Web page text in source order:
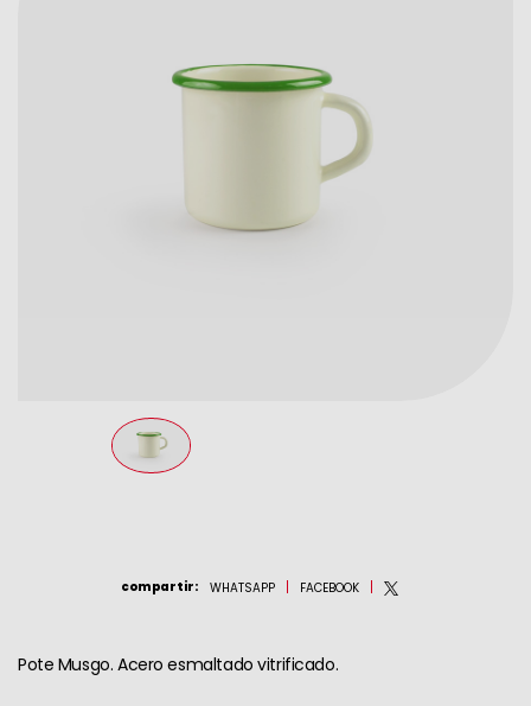
Lechera Vintage Musgo
Escurridera Vintage
Cacillo Vintage Musgo
compartir: WHATSAPP FACEBOOK
Pote Musgo. Acero esmaltado vitrificado.